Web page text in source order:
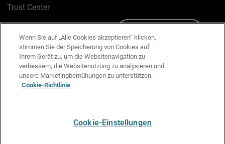
Trust Center
Cookie-Richtlinie
Datenschutzrichtlinie
Media & Brand Kit
Wenn Sie auf „Alle Cookies akzeptieren“ klicken,
stimmen Sie der Speicherung von Cookies auf
Ihrem Gerät zu, um die Websitenavigation zu
verbessern, die Websitenutzung zu analysieren und
unsere Marketingbemühungen zu unterstützen.
Cookie-Richtlinie
Cookie-Einstellungen